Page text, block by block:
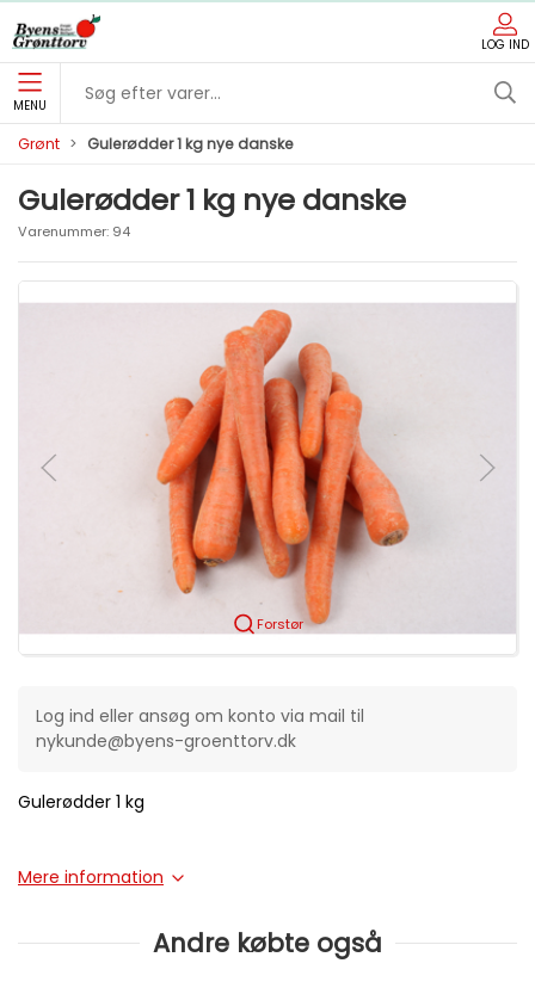
LOG IND
MENU
Grønt Gulerødder 1 kg nye danske
Gulerødder 1 kg nye danske
Varenummer: 94
Forstør
Log ind eller ansøg om konto via mail til
nykunde@byens-groenttorv.dk
Gulerødder 1 kg
Mere information
Andre købte også